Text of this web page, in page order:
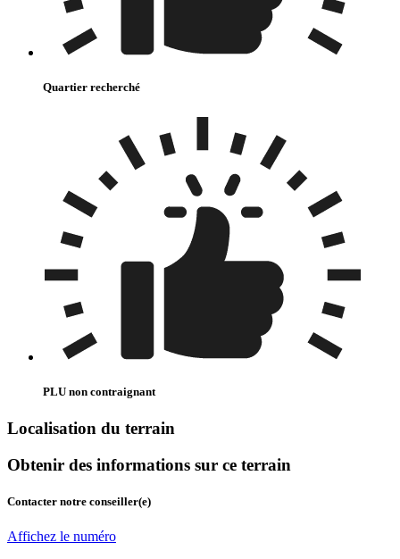
Quartier recherché
PLU non contraignant
Localisation du terrain
Obtenir des informations sur ce terrain
Contacter notre conseiller(e)
Affichez le numéro